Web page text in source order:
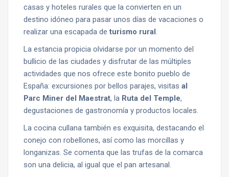
casas y hoteles rurales que la convierten en un
destino idóneo para pasar unos días de vacaciones o
realizar una escapada deturismo rural.
La estancia propicia olvidarse por un momento del
bullicio de las ciudades y disfrutar de las múltiples
actividades que nos ofrece este bonito pueblo de
España: excursiones por bellos parajes, visitas al
Parc Miner del Maestrat, la Ruta del Temple,
degustaciones de gastronomía y productos locales.
La cocina cullana también es exquisita, destacando el
conejo con robellones, así como las morcillas y
longanizas. Se comenta que las trufas de la comarca
son una delicia, al igual que el pan artesanal.